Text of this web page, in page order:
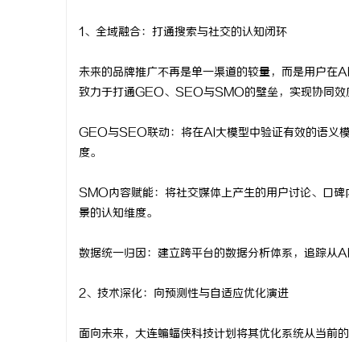
1、全域融合：打通搜索与社交的认知闭环
未来的品牌推广不再是单一渠道的较量，而是用户在
致力于打通GEO、SEO与SMO的壁垒，实现协同效
GEO与SEO联动：将在AI大模型中验证有效的语义
度。
SMO内容赋能：将社交媒体上产生的用户讨论、口
景的认知维度。
数据统一归因：建立跨平台的数据分析体系，追踪从
2、技术深化：向预测性与自适应优化演进
面向未来，大连蝙蝠侠科技计划将其优化系统从当